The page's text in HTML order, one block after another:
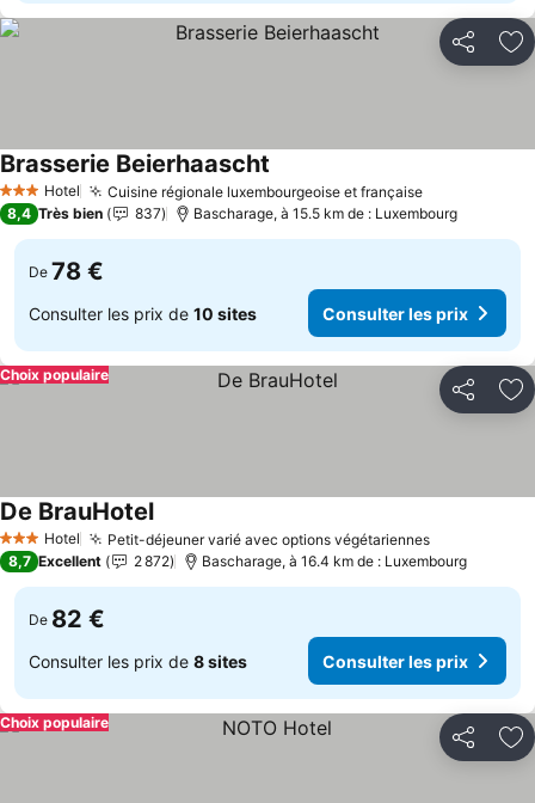
Partager
3 ÉtoilesHotel Cuisine régionale luxembourgeoise et françaiseConsulter
Brasserie Beierhaascht
8,4 Très bien 837 Bascharage, à 15.5 km de : Luxembourg
De 78 €
Consulter les prix de 10 sites Consulter les prix
Partager
Choix populaire
3 ÉtoilesHotel Petit-déjeuner varié avec options végétariennesConsulter
De BrauHotelConsulter les prix
8,7 Excellent 2 872 Bascharage, à 16.4 km de : Luxembourg
De 82 €
Consulter les prix de 8 sites Consulter les prix
Partager
Choix populaire